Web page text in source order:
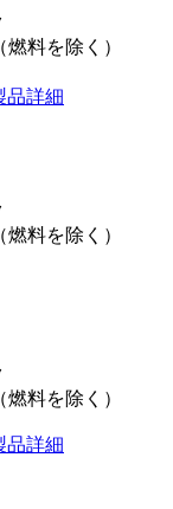
料を除く）
品詳細
料を除く）
料を除く）
品詳細